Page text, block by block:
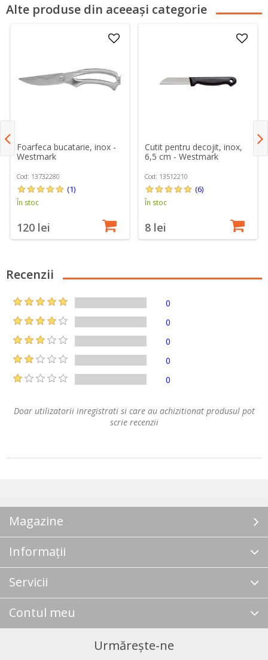
Alte produse din aceeași categorie
Foarfeca bucatarie, inox -
Westmark
Cod: 13732280
(1)
În stoc
120 lei
Cutit pentru decojit, inox,
6,5 cm - Westmark
Cod: 13512210
(6)
În stoc
8 lei
Recenzii
0
0
0
0
0
Doar utilizatorii inregistrati si care au achizitionat produsul pot
scrie recenzii
Magazine
Informații
Servicii
Contul meu
Urmărește-ne